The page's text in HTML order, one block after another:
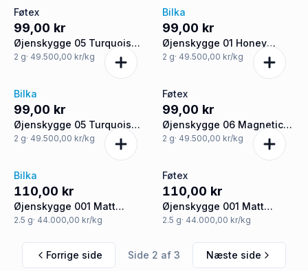
Føtex
99,00 kr
Øjenskygge 05 Turquoise
Euphoria
2 g· 49.500,00 kr/kg
Bilka
99,00 kr
Øjenskygge 01 Honey
Nude
2 g· 49.500,00 kr/kg
Bilka
99,00 kr
Øjenskygge 05 Turquoise
Euphoria
2 g· 49.500,00 kr/kg
Føtex
99,00 kr
Øjenskygge 06 Magnetic
Brown
2 g· 49.500,00 kr/kg
Bilka
110,00 kr
Øjenskygge 001 Matt
vandfast
2.5 g· 44.000,00 kr/kg
Føtex
110,00 kr
Øjenskygge 001 Matt
vandfast
2.5 g· 44.000,00 kr/kg
Forrige side Side 2 af 3 Næste side